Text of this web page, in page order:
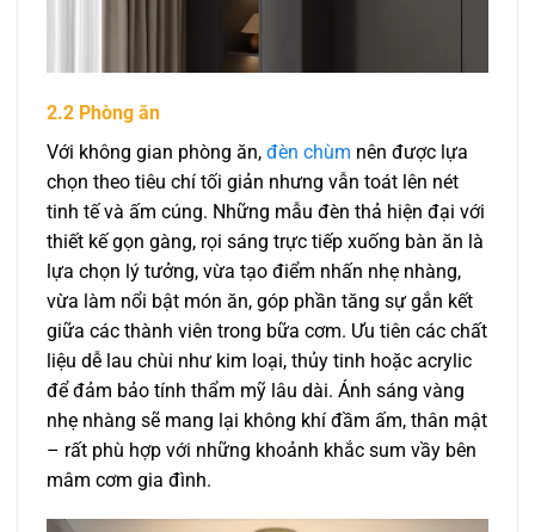
2.2 Phòng ăn
Với không gian phòng ăn, đèn chùm nên được lựa
chọn theo tiêu chí tối giản nhưng vẫn toát lên nét
tinh tế và ấm cúng. Những mẫu đèn thả hiện đại với
thiết kế gọn gàng, rọi sáng trực tiếp xuống bàn ăn là
lựa chọn lý tưởng, vừa tạo điểm nhấn nhẹ nhàng,
vừa làm nổi bật món ăn, góp phần tăng sự gắn kết
giữa các thành viên trong bữa cơm. Ưu tiên các chất
liệu dễ lau chùi như kim loại, thủy tinh hoặc acrylic
để đảm bảo tính thẩm mỹ lâu dài. Ánh sáng vàng
nhẹ nhàng sẽ mang lại không khí đầm ấm, thân mật
– rất phù hợp với những khoảnh khắc sum vầy bên
mâm cơm gia đình.